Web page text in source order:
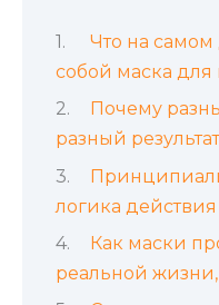
Что на самом
собой маска для
Почему
разный результат
логика действия
Как маски
реальной жизни,